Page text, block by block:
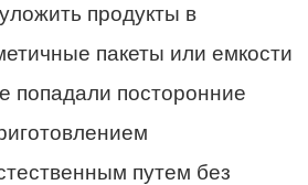
продукты в
пакеты или емкости
попадали посторонние
путем без